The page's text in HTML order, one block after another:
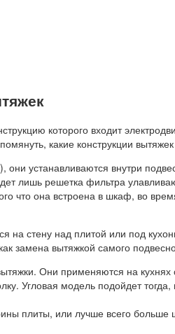
которого входит
какие конструкции
устанавливаются внутри
лишь решетка фильтра
что она встроена в шкаф, во
на стену над плитой или под
замена вытяжкой самого
Они применяются на кухнях
Угловая модель подойдет тогда,
плиты, или лучше всего больше